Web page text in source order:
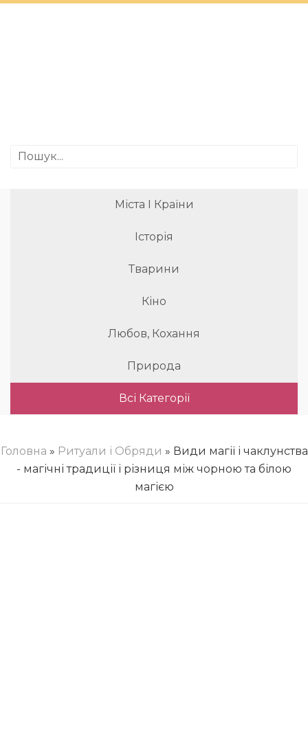
Міста І Країни
Історія
Тварини
Кіно
Любов, Кохання
Природа
Всі Категорії
Головна » Ритуали і Обряди » Види магії і чаклунства
- магічні традиції і різниця між чорною та білою
магією